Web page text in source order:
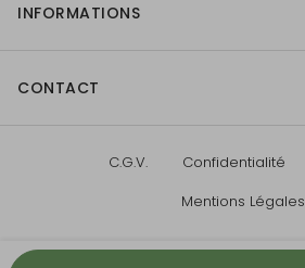
INFORMATIONS
CONTACT
C.G.V. Confidentialité
Mentions Légales